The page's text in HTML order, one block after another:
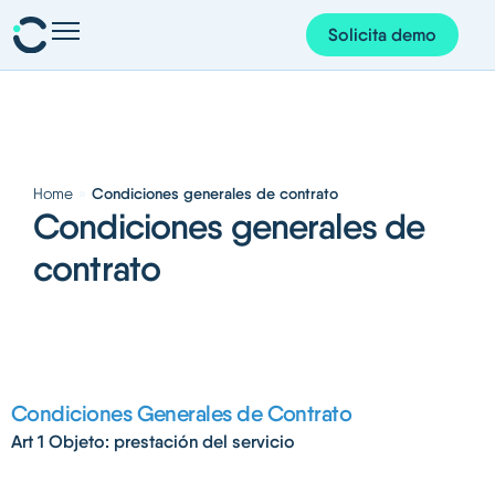
Gestión documental
Corem AI
Recursos
Solicita demo
Home Condiciones generales de contrato
Condiciones generales de
contrato
Condiciones Generales de Contrato
Art 1 Objeto: prestación del servicio